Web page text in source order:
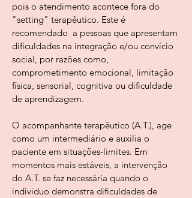
pois o atendimento acontece fora do
"setting" terapêutico. Este é
recomendado a pessoas que apresentam
dificuldades na integração e/ou convício
social, por razões como,
comprometimento emocional, limitação
física, sensorial, cognitiva ou dificuldade
de aprendizagem.
O acompanhante terapêutico (A.T.), age
como um intermediário e auxilia o
paciente em situações-limites. Em
momentos mais estáveis, a intervenção
do A.T. se faz necessária quando o
individuo demonstra dificuldades de